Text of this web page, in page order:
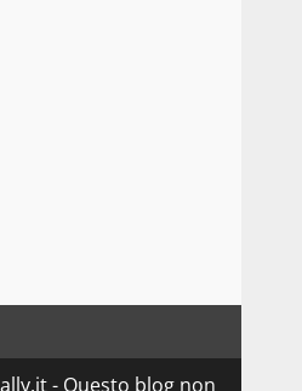
- Questo blog non